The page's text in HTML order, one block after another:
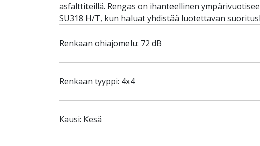
asfalttiteillä. Rengas on ihanteellinen
SU318 H/T, kun haluat yhdistää luotettavan
Renkaan ohiajomelu: 72 dB
Renkaan tyyppi: 4x4
Kausi: Kesä